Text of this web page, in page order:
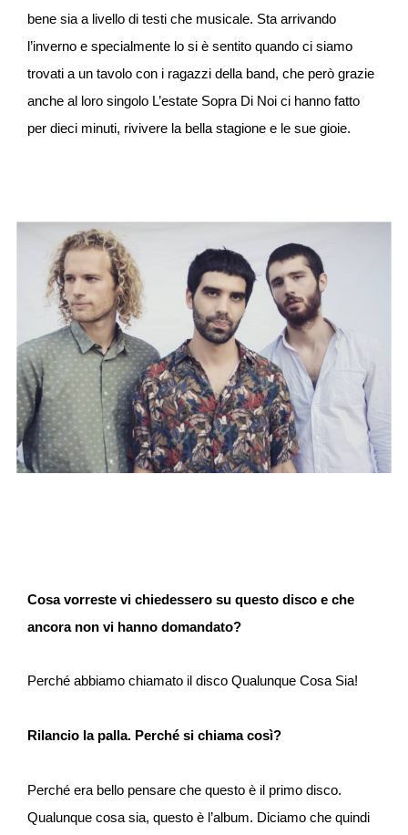
bene sia a livello di testi che musicale. Sta arrivando
l’inverno e specialmente lo si è sentito quando ci siamo
trovati a un tavolo con i ragazzi della band, che però grazie
anche al loro singolo L’estate Sopra Di Noi ci hanno fatto
per dieci minuti, rivivere la bella stagione e le sue gioie.
Cosa vorreste vi chiedessero su questo disco e che
ancora non vi hanno domandato?
Perché abbiamo chiamato il disco Qualunque Cosa Sia!
Rilancio la palla. Perché si chiama così?
Perché era bello pensare che questo è il primo disco.
Qualunque cosa sia, questo è l’album. Diciamo che quindi